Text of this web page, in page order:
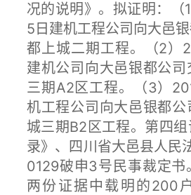
况的说明》。拟证明：
5日建机工程公司向大邑
都上城二期工程。（2）
建机公司向大邑银都公
三期A2区工程。（3）
机工程公司向大邑银都
城三期B2区工程。第四
录》、四川省大邑县人民
0129破申3号民事裁定书
两份证据中载明的200